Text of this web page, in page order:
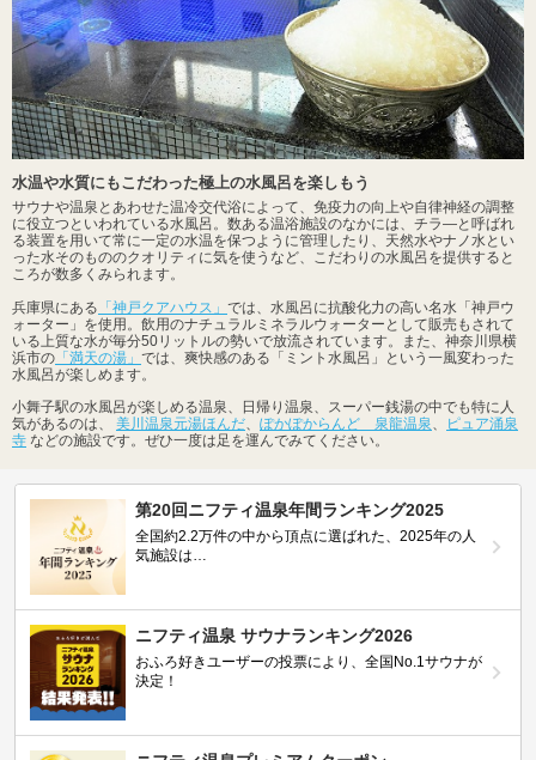
水温や水質にもこだわった極上の水風呂を楽しもう
サウナや温泉とあわせた温冷交代浴によって、免疫力の向上や自律神経の調整
に役立つといわれている水風呂。数ある温浴施設のなかには、チラ―と呼ばれ
る装置を用いて常に一定の水温を保つように管理したり、天然水やナノ水とい
った水そのもののクオリティに気を使うなど、こだわりの水風呂を提供すると
ころが数多くみられます。
兵庫県にある 「神戸クアハウス」 では、水風呂に抗酸化力の高い名水「神戸ウ
ォーター」を使用。飲用のナチュラルミネラルウォーターとして販売もされて
いる上質な水が毎分50リットルの勢いで放流されています。また、神奈川県横
浜市の 「満天の湯」 では、爽快感のある「ミント水風呂」という一風変わった
水風呂が楽しめます。
小舞子駅の水風呂が楽しめる温泉、日帰り温泉、スーパー銭湯の中でも特に人
気があるのは、 美川温泉元湯ほんだ ぽかぽからんど 泉龍温泉
ピュア涌泉
寺 などの施設です。ぜひ一度は足を運んでみてください。
第20回ニフティ温泉年間ランキング2025
全国約2.2万件の中から頂点に選ばれた、2025年の人
気施設は…
ニフティ温泉 サウナランキング2026
おふろ好きユーザーの投票により、全国No.1サウナが
決定！